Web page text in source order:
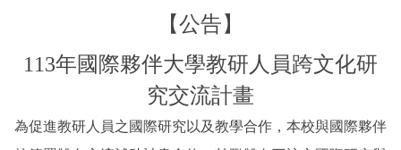
國際鏈結
【公告】
113年國際夥伴大學教研人員跨文化研
究交流計畫
為促進教研人員之國際研究以及教學合作，本校與國際夥伴